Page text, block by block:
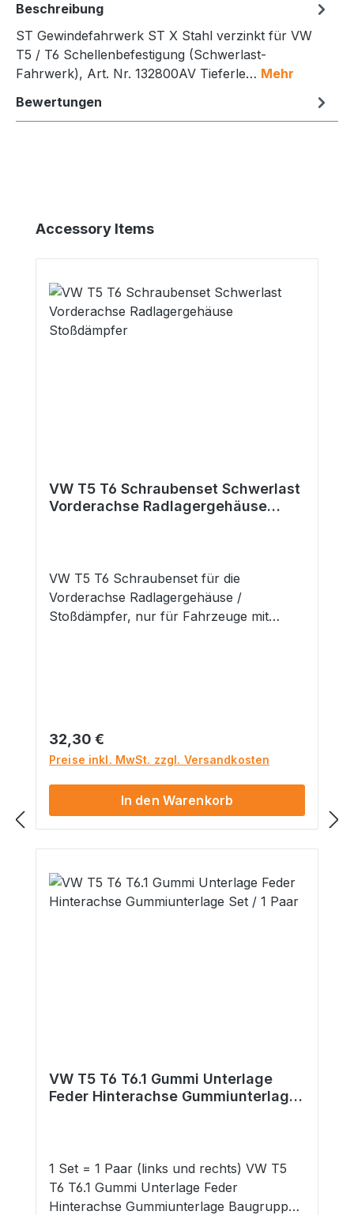
Beschreibung
ST Gewindefahrwerk ST X Stahl verzinkt für VW
T5 / T6 Schellenbefestigung (Schwerlast-
Fahrwerk), Art. Nr. 132800AV Tieferle… Mehr
Bewertungen
Produktgalerie überspringen
Accessory Items
VW T5 T6 Schraubenset Schwerlast
Vorderachse Radlagergehäuse
VW T5 T6 Schraubenset für die
Vorderachse Radlagergehäuse /
Stoßdämpfer, nur für Fahrzeuge mit
geeignet für Kinder unter 14 Jahren.
Dieses Produkt hat funktionsbedingt
scharfe Kanten.
Regulärer Preis:
32,30 €
Preise inkl. MwSt. zzgl. Versandkosten
In den Warenkorb
VW T5 T6 T6.1 Gummi Unterlage
Feder Hinterachse Gummiunterlage
1 Set = 1 Paar (links und rechts) VW T5
T6 T6.1 Gummi Unterlage Feder
Hinterachse Gummiunterlage Baugruppe: